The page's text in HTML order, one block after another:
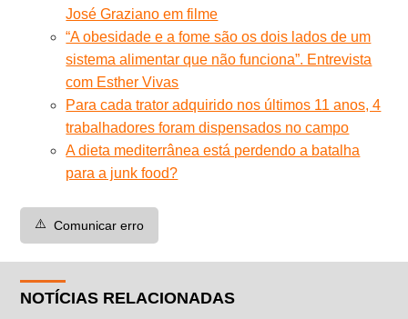
José Graziano em filme
“A obesidade e a fome são os dois lados de um
sistema alimentar que não funciona”. Entrevista
com Esther Vivas
Para cada trator adquirido nos últimos 11 anos, 4
trabalhadores foram dispensados no campo
A dieta mediterrânea está perdendo a batalha
para a junk food?
⚠️ Comunicar erro
NOTÍCIAS RELACIONADAS